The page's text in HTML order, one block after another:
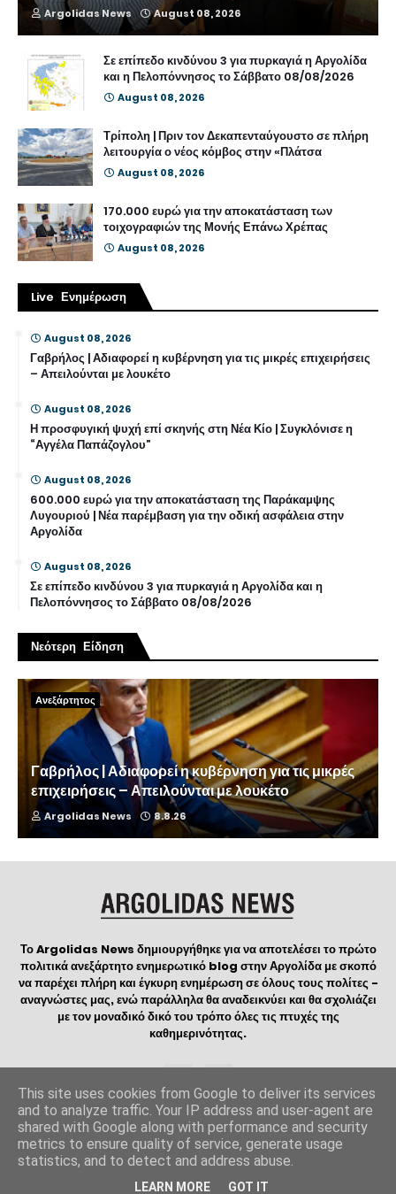
Argolidas News August 08, 2026
Σε επίπεδο κινδύνου 3 για πυρκαγιά η Αργολίδα
και η Πελοπόννησος το Σάββατο 08/08/2026
August 08, 2026
Τρίπολη | Πριν τον Δεκαπενταύγουστο σε πλήρη
λειτουργία ο νέος κόμβος στην «Πλάτσα
August 08, 2026
170.000 ευρώ για την αποκατάσταση των
τοιχογραφιών της Μονής Επάνω Χρέπας
August 08, 2026
Live Ενημέρωση
August 08, 2026
Γαβρήλος | Αδιαφορεί η κυβέρνηση για τις μικρές επιχειρήσεις
– Απειλούνται με λουκέτο
August 08, 2026
Η προσφυγική ψυχή επί σκηνής στη Νέα Κίο | Συγκλόνισε η
“Αγγέλα Παπάζογλου”
August 08, 2026
600.000 ευρώ για την αποκατάσταση της Παράκαμψης
Λυγουριού | Νέα παρέμβαση για την οδική ασφάλεια στην
Αργολίδα
August 08, 2026
Σε επίπεδο κινδύνου 3 για πυρκαγιά η Αργολίδα και η
Πελοπόννησος το Σάββατο 08/08/2026
Νεότερη Είδηση
Ανεξάρτητος
Γαβρήλος | Αδιαφορεί η κυβέρνηση για τις μικρές
επιχειρήσεις – Απειλούνται με λουκέτο
Argolidas News 8.8.26
Το Argolidas News δημιουργήθηκε για να αποτελέσει το πρώτο
πολιτικά ανεξάρτητο ενημερωτικό blog στην Αργολίδα με σκοπό
να παρέχει πλήρη και έγκυρη ενημέρωση σε όλους τους πολίτες -
αναγνώστες μας, ενώ παράλληλα θα αναδεικνύει και θα σχολιάζει
με τον μοναδικό δικό του τρόπο όλες τις πτυχές της
καθημερινότητας.
CopyrightArgolidasNews©2023 | Created and Designed by
Manos WebDesign| Logo created byΟΔΟΣ ΔΗΜΙΟΥΡΓΙΑΣ
Home
Contact Όροι Χρήσης
This site uses cookies from Google to deliver its services
and to analyze traffic. Your IP address and user-agent are
shared with Google along with performance and security
metrics to ensure quality of service, generate usage
statistics, and to detect and address abuse.
LEARN MORE GOT IT